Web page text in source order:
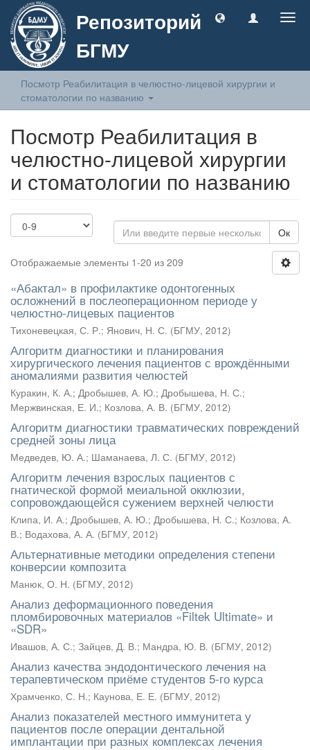
Репозиторий
БГМУ
Посмотр Реабилитация в челюстно-лицевой хирургии и
стоматологии по названию
Посмотр Реабилитация в
челюстно-лицевой хирургии
и стоматологии по названию
Ок
Отображаемые элементы 1-20 из 209
«Абактал» в профилактике одонтогенных
осложнений в послеоперационном периоде у
челюстно-лицевых пациентов
Тихоневецкая, С. Р.; Янович, Н. С. (БГМУ, 2012)
Алгоритм диагностики и планирования
хирургического лечения пациентов с врождёнными
аномалиями развития челюстей
Куракин, К. А.; Дробышев, А. Ю.; Дробышева, Н. С.;
Мержвинская, Е. И.; Козлова, А. В. (БГМУ, 2012)
Алгоритм диагностики травматических повреждений
средней зоны лица
Медведев, Ю. А.; Шаманаева, Л. С. (БГМУ, 2012)
Алгоритм лечения взрослых пациентов с
гнатической формой меиальной окклюзии,
сопровождающейся сужением верхней челюсти
Клипа, И. А.; Дробышев, А. Ю.; Дробышева, Н. С.; Козлова, А.
В.; Водахова, А. А. (БГМУ, 2012)
Альтернативные методики определения степени
конверсии композита
Манюк, О. Н. (БГМУ, 2012)
Анализ деформационного поведения
пломбировочных материалов «Filtek Ultimate» и
«SDR»
Ивашов, А. С.; Зайцев, Д. В.; Мандра, Ю. В. (БГМУ, 2012)
Анализ качества эндодонтического лечения на
терапевтическом приёме студентов 5-го курса
Храмченко, С. Н.; Каунова, Е. Е. (БГМУ, 2012)
Анализ показателей местного иммунитета у
пациентов после операции дентальной
имплантации при разных комплексах лечения